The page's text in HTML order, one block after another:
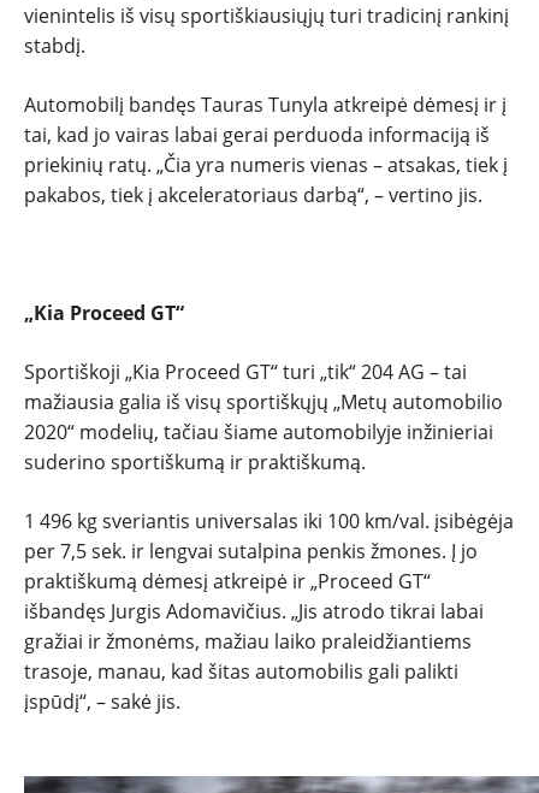
vienintelis iš visų sportiškiausiųjų turi tradicinį rankinį
stabdį.
Automobilį bandęs Tauras Tunyla atkreipė dėmesį ir į
tai, kad jo vairas labai gerai perduoda informaciją iš
priekinių ratų. „Čia yra numeris vienas – atsakas, tiek į
pakabos, tiek į akceleratoriaus darbą“, – vertino jis.
„Kia Proceed GT“
Sportiškoji „Kia Proceed GT“ turi „tik“ 204 AG – tai
mažiausia galia iš visų sportiškųjų „Metų automobilio
2020“ modelių, tačiau šiame automobilyje inžinieriai
suderino sportiškumą ir praktiškumą.
1 496 kg sveriantis universalas iki 100 km/val. įsibėgėja
per 7,5 sek. ir lengvai sutalpina penkis žmones. Į jo
praktiškumą dėmesį atkreipė ir „Proceed GT“
išbandęs Jurgis Adomavičius. „Jis atrodo tikrai labai
gražiai ir žmonėms, mažiau laiko praleidžiantiems
trasoje, manau, kad šitas automobilis gali palikti
įspūdį“, – sakė jis.